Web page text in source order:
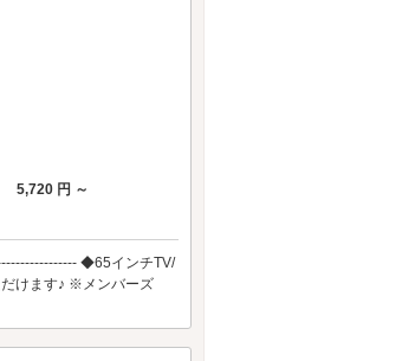
5,720 円 ～
◆65インチTV/
けます♪ ※メンバーズ